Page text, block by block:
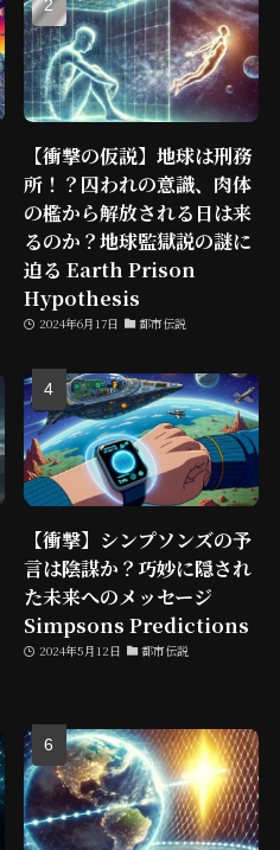
【衝撃の仮説】地球は刑務
所！？囚われの意識、肉体
の檻から解放される日は来
るのか？地球監獄説の謎に
迫る Earth Prison
Hypothesis
2024年6月17日 都市伝説
【衝撃】シンプソンズの予
言は陰謀か？巧妙に隠され
た未来へのメッセージ
Simpsons Predictions
2024年5月12日 都市伝説